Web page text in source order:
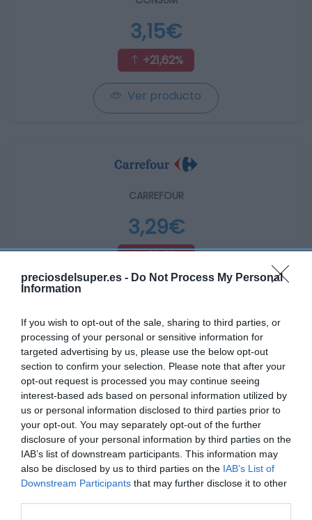
preciosdelsuper.es - Do Not Process My Personal
Information
If you wish to opt-out of the sale, sharing to third parties, or
processing of your personal or sensitive information for
targeted advertising by us, please use the below opt-out
section to confirm your selection. Please note that after your
opt-out request is processed you may continue seeing
interest-based ads based on personal information utilized by
us or personal information disclosed to third parties prior to
your opt-out. You may separately opt-out of the further
disclosure of your personal information by third parties on the
IAB’s list of downstream participants. This information may
also be disclosed by us to third parties on the IAB’s List of
Downstream Participants that may further disclose it to other
3,15€
+21,62%
Ver producto
CARREFOUR
3,29€
+10,03%
Detalles del producto
Categoría
Desayunos Dulces y pan
Subcategoría
Cereales y barritas